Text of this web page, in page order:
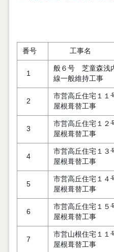
単位
番号 工事名
1
般６号 芝童森浅
線一般維持工事
2
市営高丘住宅１１
屋根葺替工事
3
市営高丘住宅１２
屋根葺替工事
4
市営高丘住宅１３
屋根葺替工事
5
市営高丘住宅１４
屋根葺替工事
6
市営高丘住宅１５
屋根葺替工事
7
市営山根住宅１１
屋根葺替工事